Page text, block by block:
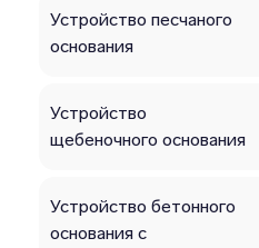
Устройство песчаного
основания
Устройство
щебеночного основания
Устройство бетонного
основания с